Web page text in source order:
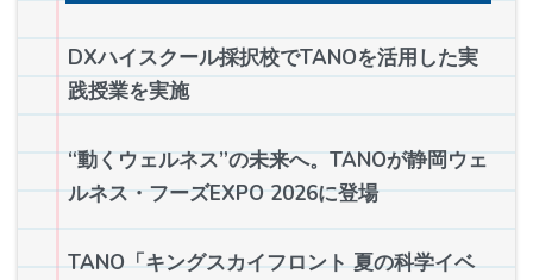
DXハイスクール採択校でTANOを活用した実
践授業を実施
“動くウェルネス”の未来へ。TANOが静岡ウェ
ルネス・フーズEXPO 2026に登場
TANO「キングスカイフロント 夏の科学イベ